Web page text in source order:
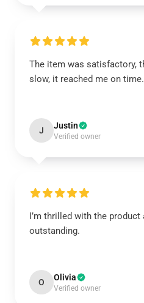
The item was satisfactory,
slow, it reached me on time.
J Justin
Verified owner
I’m thrilled with the
outstanding.
O Olivia
Verified owner